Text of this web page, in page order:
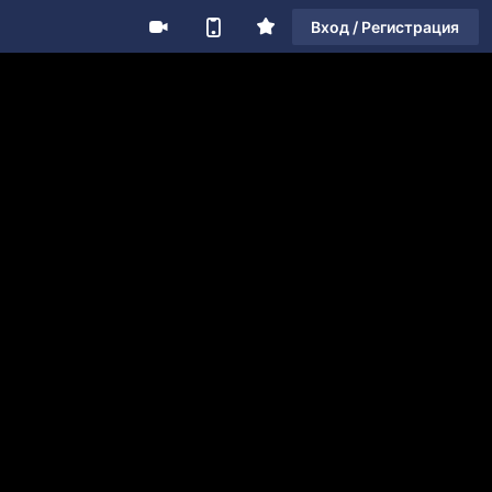
Вход / Регистрация